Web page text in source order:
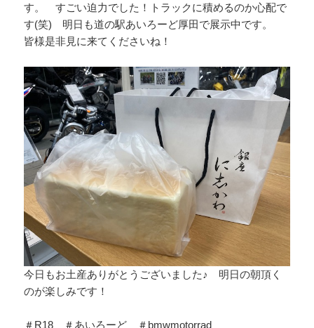
す。 すごい迫力でした！トラックに積めるのか心配で
す(笑) 明日も道の駅あいろーど厚田で展示中です。
皆様是非見に来てくださいね！
今日もお土産ありがとうございました♪ 明日の朝頂く
のが楽しみです！
＃R18 ＃あいろーど ＃bmwmotorrad